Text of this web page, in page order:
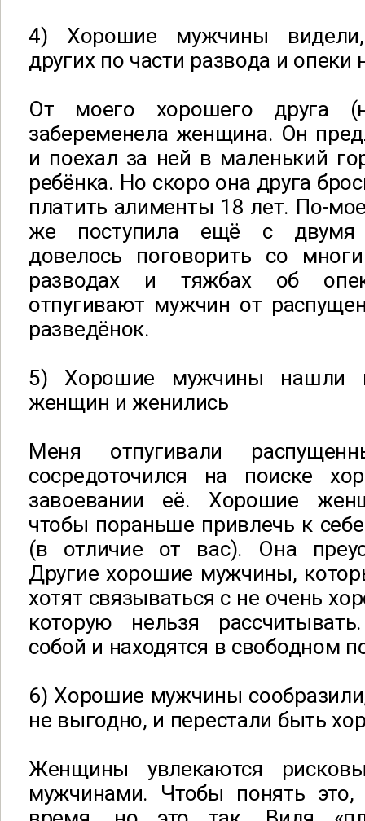
4) Хорошие мужчины
других по части развода и опеки
От моего хорошего друга
забеременела женщина. Он
и поехал за ней в маленький
ребёнка. Но скоро она друга
платить алименты 18 лет. По-
же поступила ещё с
довелось поговорить со
разводах и тяжбах об
отпугивают мужчин от
разведёнок.
5) Хорошие мужчины нашли
женщин и женились
Меня отпугивали
сосредоточился на поиске
завоевании её. Хорошие
чтобы пораньше привлечь к
(в отличие от вас). Она
Другие хорошие мужчины,
хотят связываться с не очень
которую нельзя
собой и находятся в свободном
6) Хорошие мужчины
не выгодно, и перестали быть
Женщины увлекаются
мужчинами. Чтобы понять это,